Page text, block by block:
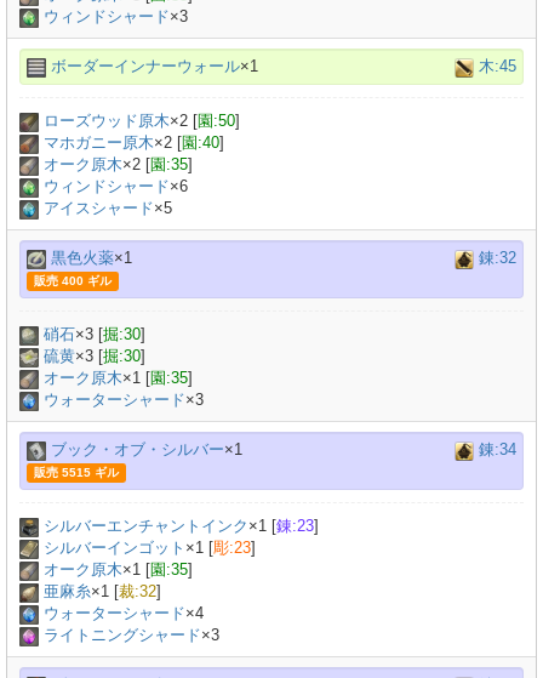
ウィンドシャード×3
ボーダーインナーウォール×1 木:45
ローズウッド原木×2 [園:50]
マホガニー原木×2 [園:40]
オーク原木×2 [園:35]
ウィンドシャード×6
アイスシャード×5
黒色火薬×1 錬:32
販売 400 ギル
硝石×3 [掘:30]
硫黄×3 [掘:30]
オーク原木×1 [園:35]
ウォーターシャード×3
ブック・オブ・シルバー×1 錬:34
販売 5515 ギル
シルバーエンチャントインク ×1 [錬:23]
シルバーインゴット ×1 [彫:23]
オーク原木×1 [園:35]
亜麻糸×1 [裁:32]
ウォーターシャード×4
ライトニングシャード×3